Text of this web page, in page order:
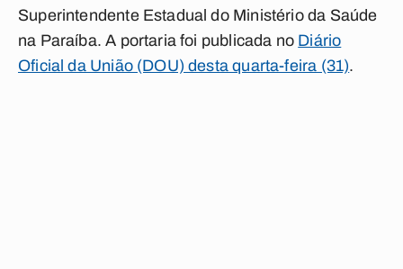
Superintendente Estadual do Ministério da Saúde
na Paraíba. A portaria foi publicada no Diário
Oficial da União (DOU) desta quarta-feira (31).